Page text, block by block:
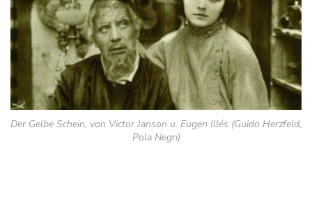
Der Gelbe Schein, von Victor Janson u. Eugen Illés (Guido Herzfeld,
Pola Negri)